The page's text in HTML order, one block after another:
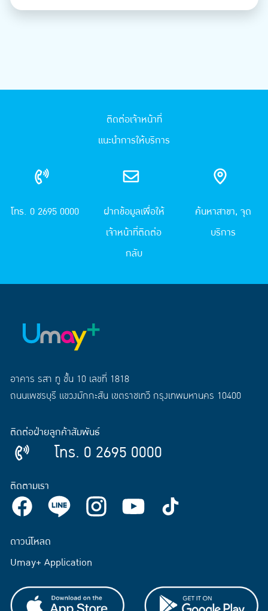
ติดต่อเจ้าหน้าที่
แนะนำการให้บริการ
โทร. 0 2695 0000
ฝากข้อมูลเพื่อให้
เจ้าหน้าที่ติดต่อ
กลับ
ค้นหาสาขา, จุด
บริการ
อาคาร รสา ทู ชั้น 10 เลขที่ 1818
ถนนเพชรบุรี แขวงมักกะสัน เขตราชเทวี กรุงเทพมหานคร 10400
ติดต่อฝ่ายลูกค้าสัมพันธ์
โทร. 0 2695 0000
ติดตามเรา
ดาวน์โหลด
Umay+ Application